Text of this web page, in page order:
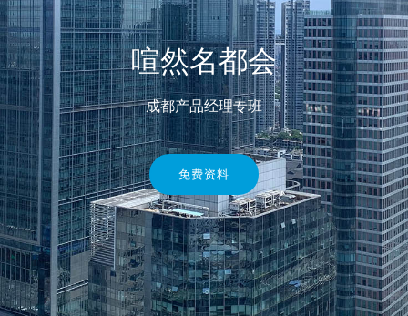
喧然名都会
成都产品经理专班
免费资料